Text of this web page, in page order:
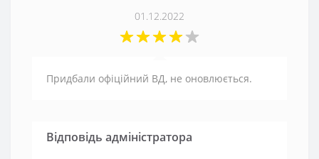
01.12.2022
Придбали офіційний ВД, не оновлюється.
Відповідь адміністратора